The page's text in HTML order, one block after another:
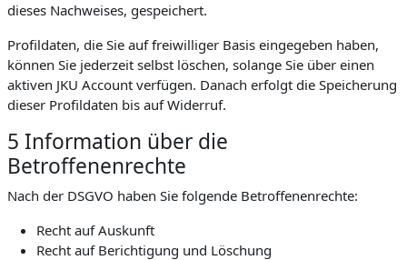
dieses Nachweises, gespeichert.
Profildaten, die Sie auf freiwilliger Basis eingegeben haben,
können Sie jederzeit selbst löschen, solange Sie über einen
aktiven JKU Account verfügen. Danach erfolgt die Speicherung
dieser Profildaten bis auf Widerruf.
5 Information über die
Betroffenenrechte
Nach der DSGVO haben Sie folgende Betroffenenrechte:
Recht auf Auskunft
Recht auf Berichtigung und Löschung